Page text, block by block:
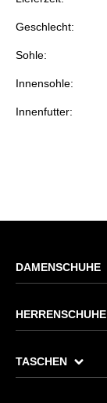
Geschlecht:
Sohle:
Innensohle:
Innenfutter:
DAMENSCHUHE
HERRENSCHUHE
TASCHEN